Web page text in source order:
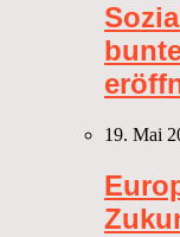
19. Mai